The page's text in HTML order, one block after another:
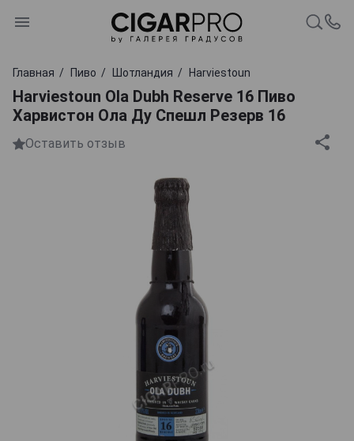
Главная Пиво Шотландия Harviestoun
Harviestoun Ola Dubh Reserve 16 Пиво
Харвистон Ола Ду Спешл Резерв 16
Оставить отзыв